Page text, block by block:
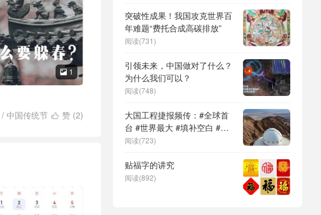
 1
 赞 (2)
/ 中国传统节
突破性成果！我国攻克世界百
年难题“费托合成高碳排放”
阅读(731)
引领未来，中国做对了什么？
为什么我们可以？
阅读(748)
大国工程捷报频传：#全球首
台 #世界最大 #填补空白 #突
破关键节点
阅读(723)
贴福字的讲究
阅读(892)